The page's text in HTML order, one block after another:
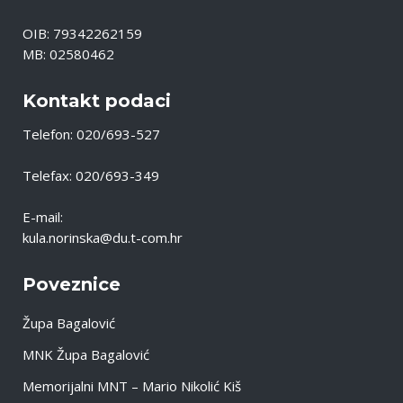
OIB: 79342262159
MB: 02580462
Kontakt podaci
Telefon: 020/693-527
Telefax: 020/693-349
E-mail:
kula.norinska@du.t-com.hr
Poveznice
Župa Bagalović
MNK Župa Bagalović
Memorijalni MNT – Mario Nikolić Kiš